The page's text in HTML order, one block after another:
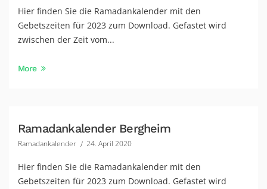
Hier finden Sie die Ramadankalender mit den
Gebetszeiten für 2023 zum Download. Gefastet wird
zwischen der Zeit vom...
More
Ramadankalender Bergheim
Ramadankalender 24. April 2020
Hier finden Sie die Ramadankalender mit den
Gebetszeiten für 2023 zum Download. Gefastet wird